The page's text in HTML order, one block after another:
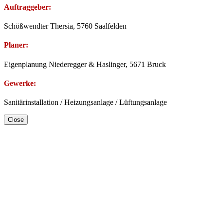
Auftraggeber:
Schößwendter Thersia, 5760 Saalfelden
Planer:
Eigenplanung Niederegger & Haslinger, 5671 Bruck
Gewerke:
Sanitärinstallation / Heizungsanlage / Lüftungsanlage
Close